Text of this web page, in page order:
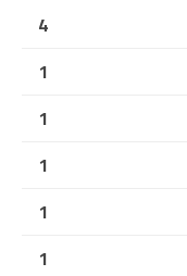
4
1
1
1
1
1